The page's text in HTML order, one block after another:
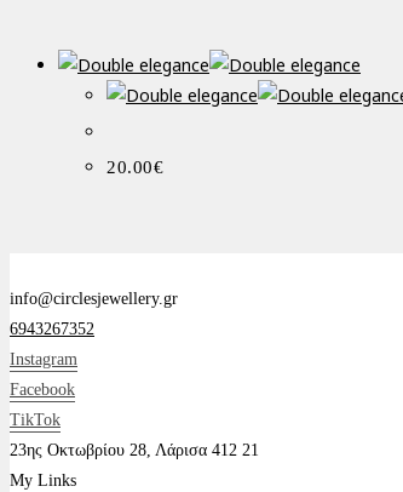
20.00€
info@circlesjewellery.gr
6943267352
Instagram
Facebook
TikTok
23ης Οκτωβρίου 28, Λάρισα 412 21
My Links